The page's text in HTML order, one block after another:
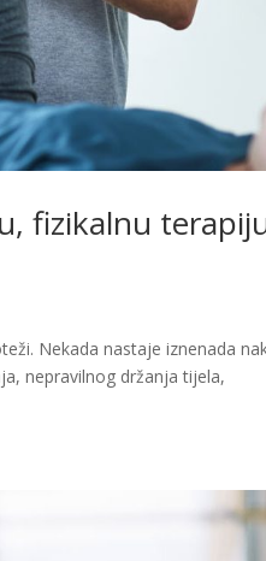
fizikalnu
Nekada nastaje iznenada
nepravilnog držanja tijela,